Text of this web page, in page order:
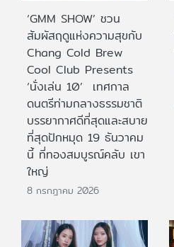
‘GMM SHOW’ ชวน
สัมผัสฤดูแห่งความสุขกับ
Chang Cold Brew
Cool Club Presents
‘นั่งเล่น 10’ เทศกาล
ดนตรีท่ามกลางธรรมชาติ
บรรยากาศดีที่สุดและสบาย
ที่สุดปักหมุด 19 ธันวาคม
นี้ ที่ทองสมบูรณ์คลับ เขา
ใหญ่
8 กรกฎาคม 2026